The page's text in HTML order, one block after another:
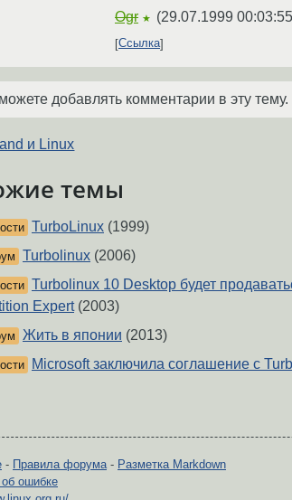
Ogr ★ (29.07.1999
Ссылка
добавлять комментарии в эту
и Linux
темы
TurboLinux (1999)
Turbolinux (2006)
Turbolinux 10 Desktop будет
Expert(2003)
Жить в японии (2013)
Microsoft заключила соглашение с
- Правила форума- Разметка Markdown
ошибке